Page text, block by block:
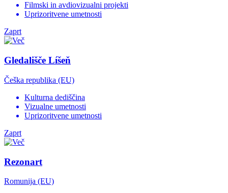
Filmski in avdiovizualni projekti
Uprizoritvene umetnosti
Zaprt
Gledališče Líšeň
Češka republika (EU)
Kulturna dediščina
Vizualne umetnosti
Uprizoritvene umetnosti
Zaprt
Rezonart
Romunija (EU)